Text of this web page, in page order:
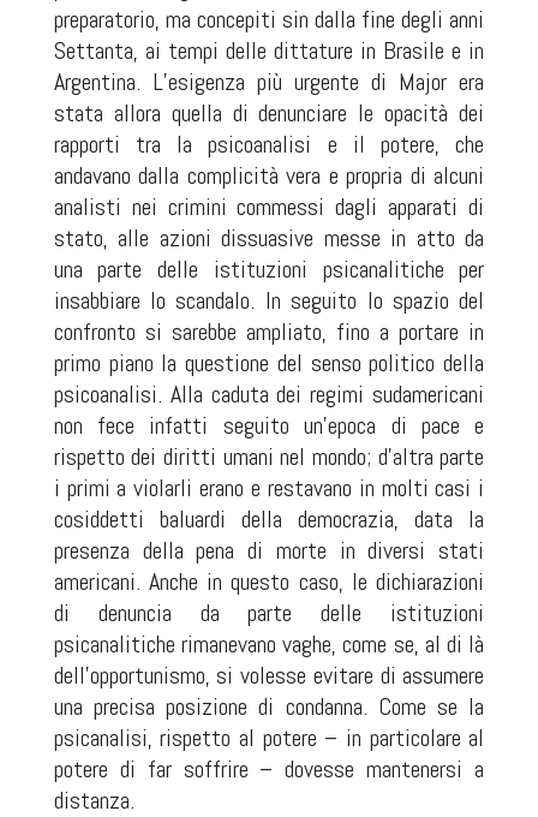
preparatorio, ma concepiti sin dalla fine degli anni
Settanta, ai tempi delle dittature in Brasile e in
Argentina. L’esigenza più urgente di Major era
stata allora quella di denunciare le opacità dei
rapporti tra la psicoanalisi e il potere, che
andavano dalla complicità vera e propria di alcuni
analisti nei crimini commessi dagli apparati di
stato, alle azioni dissuasive messe in atto da
una parte delle istituzioni psicanalitiche per
insabbiare lo scandalo. In seguito lo spazio del
confronto si sarebbe ampliato, fino a portare in
primo piano la questione del senso politico della
psicoanalisi. Alla caduta dei regimi sudamericani
non fece infatti seguito un’epoca di pace e
rispetto dei diritti umani nel mondo; d’altra parte
i primi a violarli erano e restavano in molti casi i
cosiddetti baluardi della democrazia, data la
presenza della pena di morte in diversi stati
americani. Anche in questo caso, le dichiarazioni
di denuncia da parte delle istituzioni
psicanalitiche rimanevano vaghe, come se, al di là
dell’opportunismo, si volesse evitare di assumere
una precisa posizione di condanna. Come se la
psicanalisi, rispetto al potere – in particolare al
potere di far soffrire – dovesse mantenersi a
distanza.